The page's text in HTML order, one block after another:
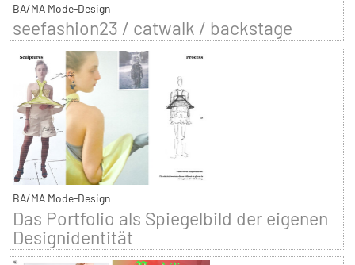
BA/MA Mode-Design
seefashion23 / catwalk / backstage
BA/MA Mode-Design
Das Portfolio als Spiegelbild der eigenen
Designidentität